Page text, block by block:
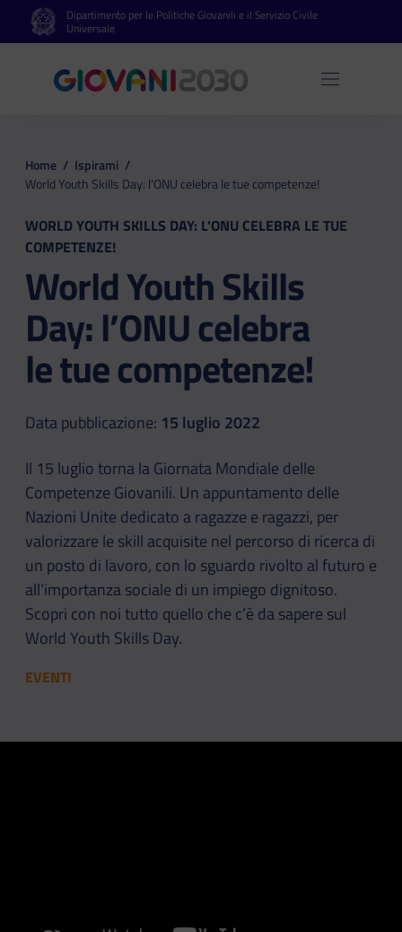
Vai al contenuto principale
Vai al footerDipartimento per le Politiche Giovanili e il Servizio Civile
Universale
Apri
Home / Ispirami /
World Youth Skills Day: l’ONU celebra le tue competenze!
WORLD YOUTH SKILLS DAY: L’ONU CELEBRA LE TUE
COMPETENZE!
World Youth Skills
Day: l’ONU celebra
le tue competenze!
Data pubblicazione: 15 luglio 2022
Il 15 luglio torna la Giornata Mondiale delle
Competenze Giovanili. Un appuntamento delle
Nazioni Unite dedicato a ragazze e ragazzi, per
valorizzare le skill acquisite nel percorso di ricerca di
un posto di lavoro, con lo sguardo rivolto al futuro e
all’importanza sociale di un impiego dignitoso.
Scopri con noi tutto quello che c’è da sapere sul
World Youth Skills Day.
EVENTI